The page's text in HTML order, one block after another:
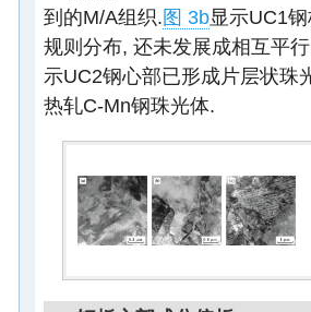
到的M/A组织.图 3b显示UC1
规则分布, 还未发展成相互平
示UC2钢心部已形成片层状珠
热轧C-Mn钢珠光体.